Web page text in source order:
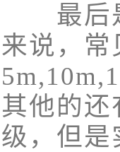
最后是
来说，常
其他的还
级，但是